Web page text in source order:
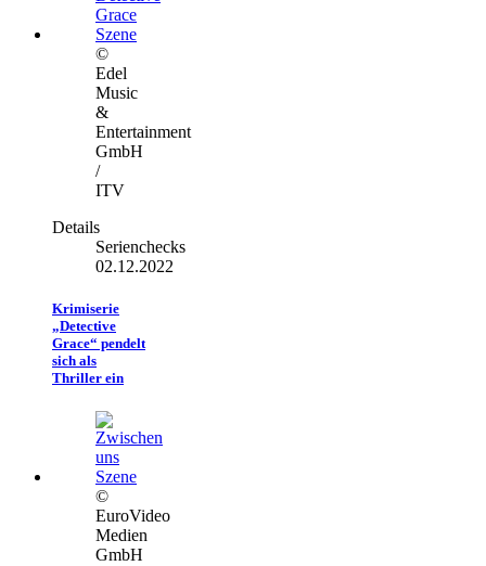
©
Edel
Music
&
Entertainment
GmbH
/
ITV
Details
Serienchecks
02.12.2022
Krimiserie
„Detective
Grace“ pendelt
sich als
Thriller ein
©
EuroVideo
Medien
GmbH